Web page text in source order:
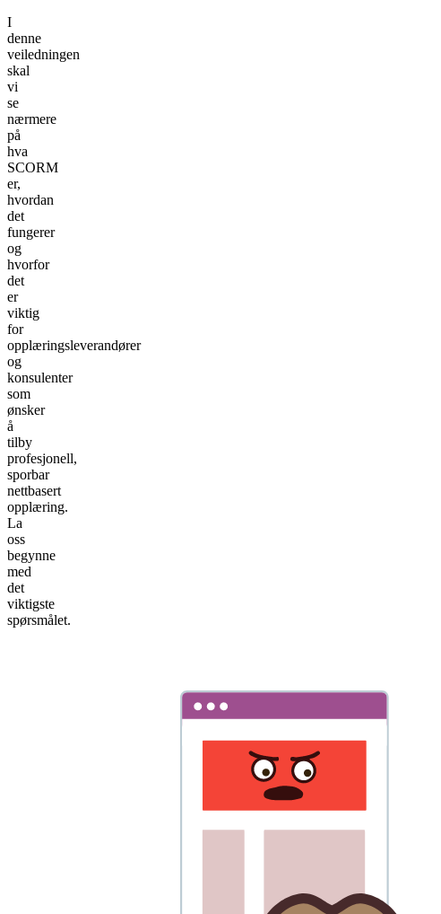
I
denne
veiledningen
skal
vi
se
nærmere
på
hva
SCORM
er,
hvordan
det
fungerer
og
hvorfor
det
er
viktig
for
opplæringsleverandører
og
konsulenter
som
ønsker
å
tilby
profesjonell,
sporbar
nettbasert
opplæring.
La
oss
begynne
med
det
viktigste
spørsmålet.